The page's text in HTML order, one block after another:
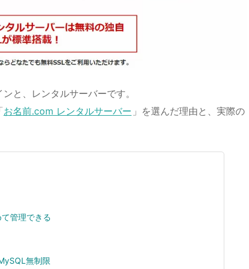
と、レンタルサーバーです。
お名前.com レンタルサーバー 」を選んだ理由と、実際の
管理できる
無制限